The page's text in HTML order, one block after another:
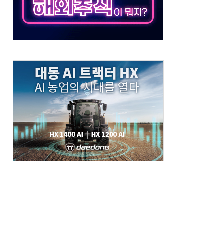
대 나흘만에 숨진 채 발견
아들 체포
래…제주 연설서 신경전 고조